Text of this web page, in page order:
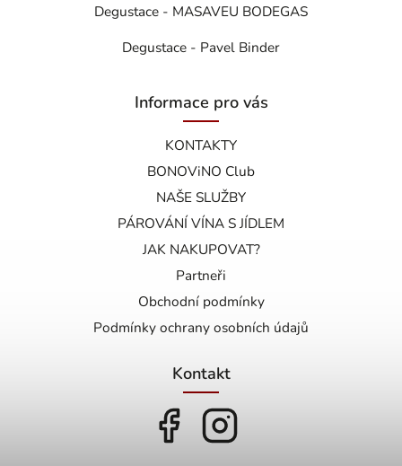
Degustace - MASAVEU BODEGAS
Degustace - Pavel Binder
Informace pro vás
KONTAKTY
BONOViNO Club
NAŠE SLUŽBY
PÁROVÁNÍ VÍNA S JÍDLEM
JAK NAKUPOVAT?
Partneři
Obchodní podmínky
Podmínky ochrany osobních údajů
Kontakt